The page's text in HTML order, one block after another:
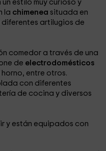
estilo muy curioso y
la chimenea situada en
artilugios de
comedor a través de una
de electrodomésticos
entre otros.
con diferentes
de cocina y diversos
y están equipados con